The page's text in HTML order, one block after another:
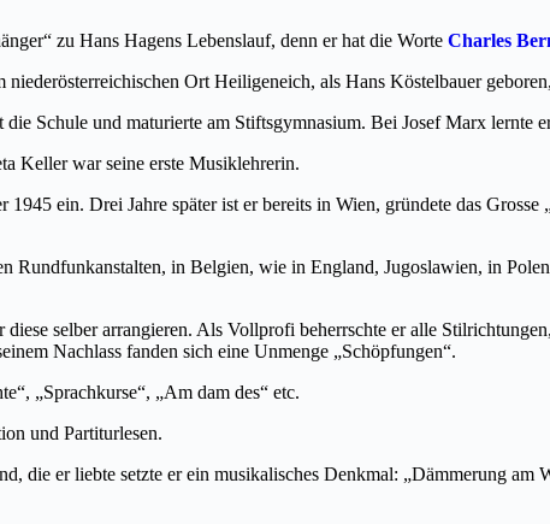
zu Hans Hagens Lebenslauf, denn er hat die Worte Charles
Ort Heiligeneich, als Hans Köstelbauer
Schule und maturierte am Stiftsgymnasium. Bei Josef Marx
Keller war seine erste Musiklehrerin.
ein. Drei Jahre später ist er bereits in Wien, gründete das
Rundfunkanstalten, in Belgien, wie in England, Jugoslawien, in
selber arrangieren. Als Vollprofi beherrschte er alle
Nachlass fanden sich eine Unmenge „Schöpfungen“.
„Sprachkurse“, „Am dam des“ etc.
und Partiturlesen.
die er liebte setzte er ein musikalisches Denkmal: „Dämmerung am